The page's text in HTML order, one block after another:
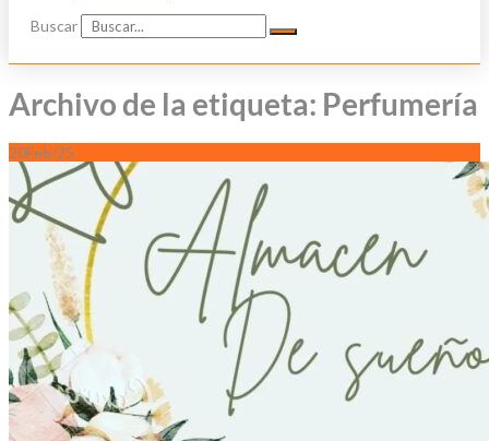
Buscar
Archivo de la etiqueta: Perfumería
20Feb/25